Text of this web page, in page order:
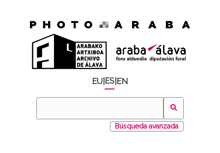
EU ES EN
Búsqueda avanzada